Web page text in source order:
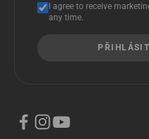
I agree to receive
any time.